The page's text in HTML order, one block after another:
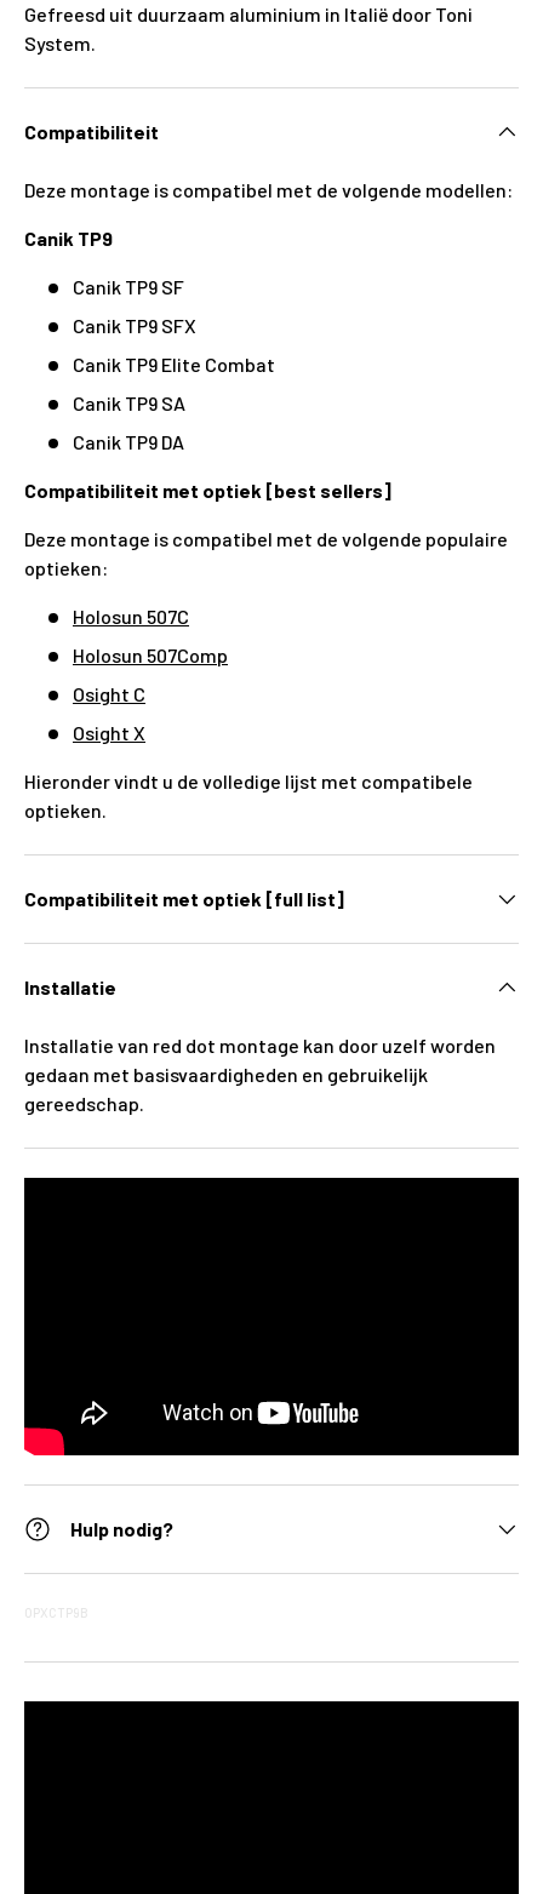
Gefreesd uit duurzaam aluminium in Italië door Toni
System.
Compatibiliteit
Deze montage is compatibel met de volgende modellen:
Canik TP9
Canik TP9 SF
Canik TP9 SFX
Canik TP9 Elite Combat
Canik TP9 SA
Canik TP9 DA
Compatibiliteit met optiek [best sellers]
Deze montage is compatibel met de volgende populaire
optieken:
Holosun 507C
Holosun 507Comp
Osight C
Osight X
Hieronder vindt u de volledige lijst met compatibele
optieken.
Compatibiliteit met optiek [full list]
Installatie
Installatie van red dot montage kan door uzelf worden
gedaan met basisvaardigheden en gebruikelijk
gereedschap.
Hulp nodig?
OPXCTP9B